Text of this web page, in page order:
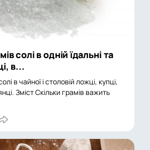
солі в одній їдальні та
в...
в чайної і столовій ложці, купці,
Зміст Скільки грамів важить